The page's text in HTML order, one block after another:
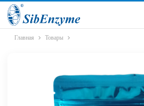
Главная Товары